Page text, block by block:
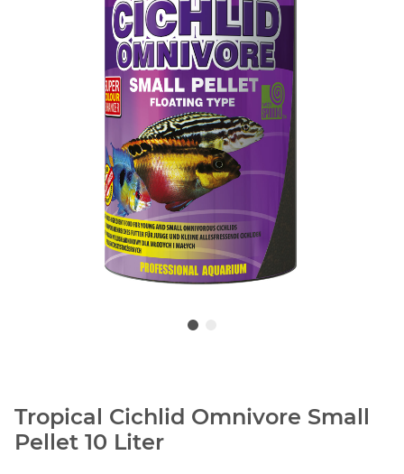
Tropical Cichlid Omnivore Small
Pellet 10 Liter